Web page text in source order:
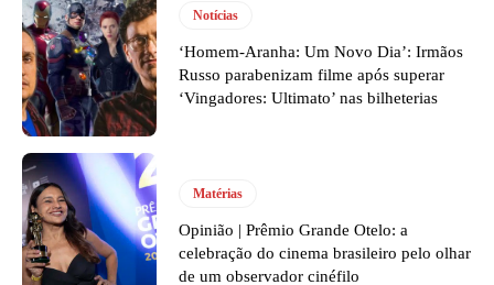
Notícias
‘Homem-Aranha: Um Novo Dia’: Irmãos
Russo parabenizam filme após superar
‘Vingadores: Ultimato’ nas bilheterias
Matérias
Opinião | Prêmio Grande Otelo: a
celebração do cinema brasileiro pelo olhar
de um observador cinéfilo